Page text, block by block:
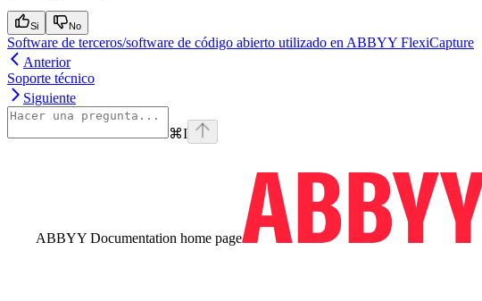
Si No
Software de terceros/software de código abierto utilizado en ABBYY FlexiCapture
Anterior
Soporte técnico
Siguiente
⌘I
ABBYY Documentation home page